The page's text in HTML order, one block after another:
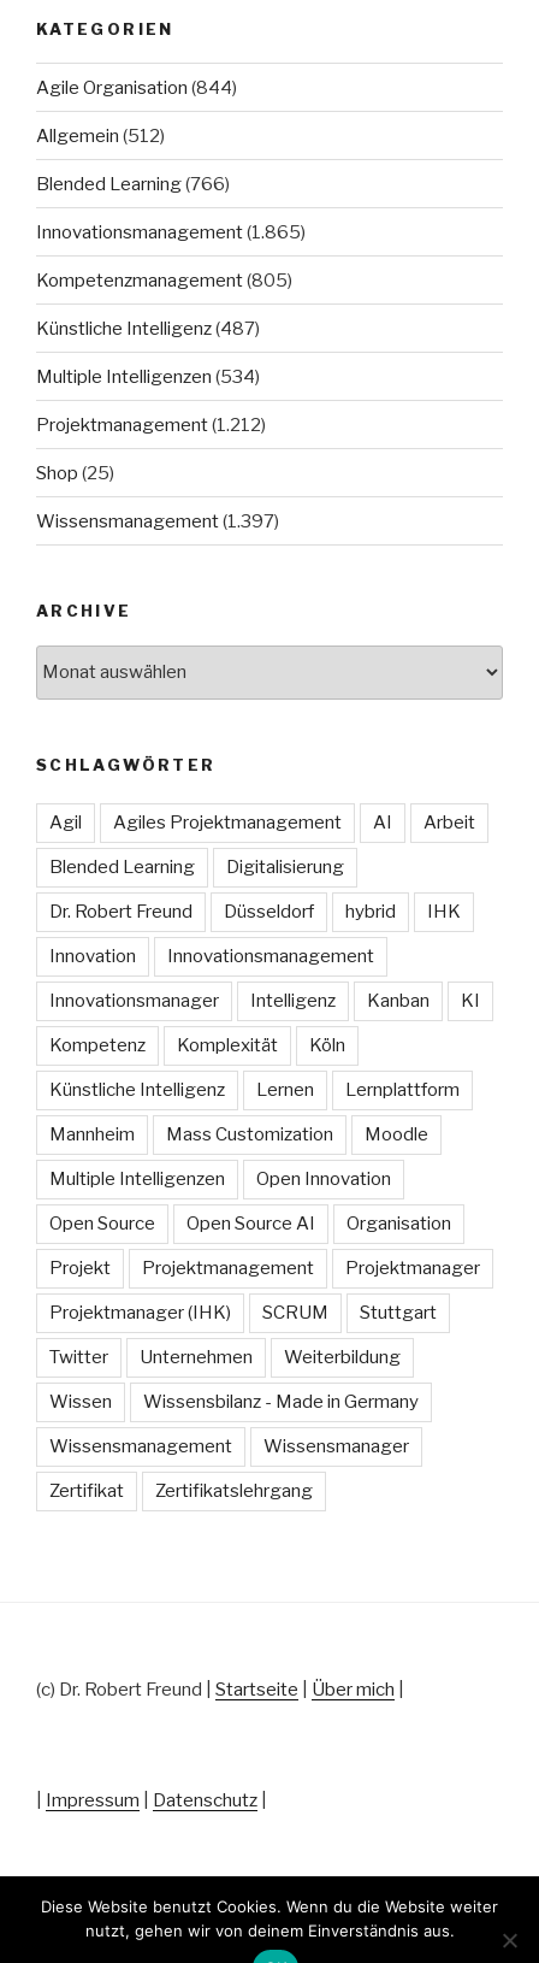
KATEGORIEN
Agile Organisation (844)
Allgemein (512)
Blended Learning(766)
Innovationsmanagement(1.865)
Kompetenzmanagement(805)
Künstliche Intelligenz(487)
Multiple Intelligenzen (534)
Projektmanagement(1.212)
Shop (25)
Wissensmanagement(1.397)
ARCHIVE
SCHLAGWÖRTER
Agil Agiles Projektmanagement AI Arbeit
Blended Learning Digitalisierung
Dr. Robert Freund Düsseldorf hybrid IHK
Innovation Innovationsmanagement
Innovationsmanager Intelligenz Kanban KI
Kompetenz Komplexität Köln
Künstliche Intelligenz Lernen Lernplattform
Mannheim Mass Customization Moodle
Multiple Intelligenzen Open Innovation
Open Source Open Source AI Organisation
Projekt Projektmanagement Projektmanager
Projektmanager (IHK) SCRUM Stuttgart
Twitter Unternehmen Weiterbildung
Wissen Wissensbilanz - Made in Germany
Wissensmanagement Wissensmanager
Zertifikat Zertifikatslehrgang
(c) Dr. Robert Freund | Startseite Über mich
Impressum Datenschutz
Datenschutz Stolz präsentiert von WordPress
Diese Website benutzt Cookies. Wenn du die Website weiter
nutzt, gehen wir von deinem Einverständnis aus.